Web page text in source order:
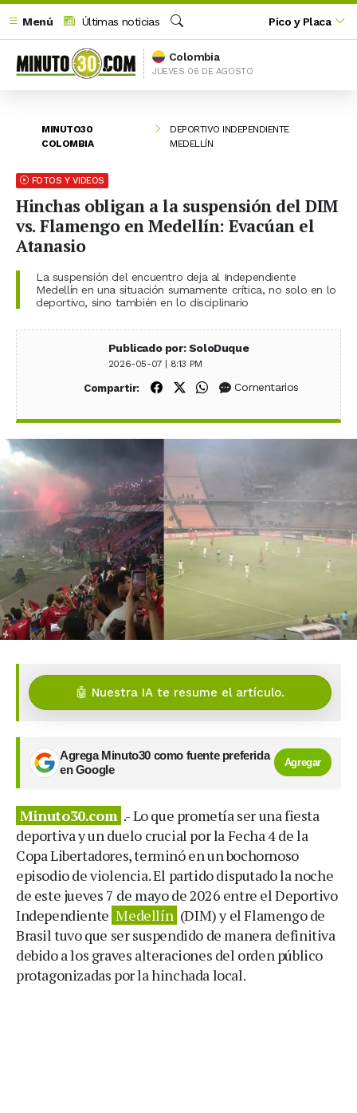
Menú
Últimas noticias
Buscar
Pico y Placa
Colombia
JUEVES 06 DE AGOSTO
MINUTO30
COLOMBIA
DEPORTIVO INDEPENDIENTE
MEDELLÍN
FOTOS Y VIDEOS
Hinchas obligan a la suspensión del DIM
vs. Flamengo en Medellín: Evacúan el
Atanasio
La suspensión del encuentro deja al Independiente
Medellín en una situación sumamente crítica, no solo en lo
deportivo, sino también en lo disciplinario
Publicado por: SoloDuque
2026-05-07 | 8:13 PM
Compartir: Compartir en Facebook
Compartir en X (Twitter)
Compartir en WhatsApp
Comentarios
🤖 Nuestra IA te resume el artículo.
Agrega Minuto30 como fuente preferida
en Google
Agregar
Minuto30.com .- Lo que prometía ser una fiesta
deportiva y un duelo crucial por la Fecha 4 de la
Copa Libertadores, terminó en un bochornoso
episodio de violencia. El partido disputado la noche
de este jueves 7 de mayo de 2026 entre el Deportivo
Independiente Medellín (DIM) y el Flamengo de
Brasil tuvo que ser suspendido de manera definitiva
debido a los graves alteraciones del orden público
protagonizadas por la hinchada local.